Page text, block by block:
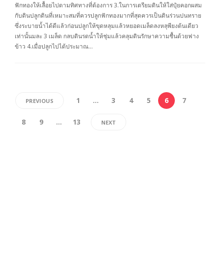
ฟักทองให้เลื้อยไปตามทิศทางที่ต้องการ 3.ในการเตรียมดินให้ใส่ปุ๋ยคอกผสม
กับดินปลูกดินที่เหมาะสมที่ควรปลูกฟักทองมากที่สุดควรเป็นดินร่วนปนทราย
ซึ่งระบายน้ำได้ดีแล้วก่อนปลูกให้ขุดหลุมแล้วหยอดเมล็ดลงหลุพียงต้นเดียว
เท่านั้นมละ 3 เมล็ด กลบดินรดน้ำให้ชุ่มแล้วคลุมดินรักษาความชื้นด้วยฟาง
ข้าว 4.เมื่อปลูกไปได้ประมาณ…
PREVIOUS 1 … 3 4 5 6 7
8 9 … 13 NEXT